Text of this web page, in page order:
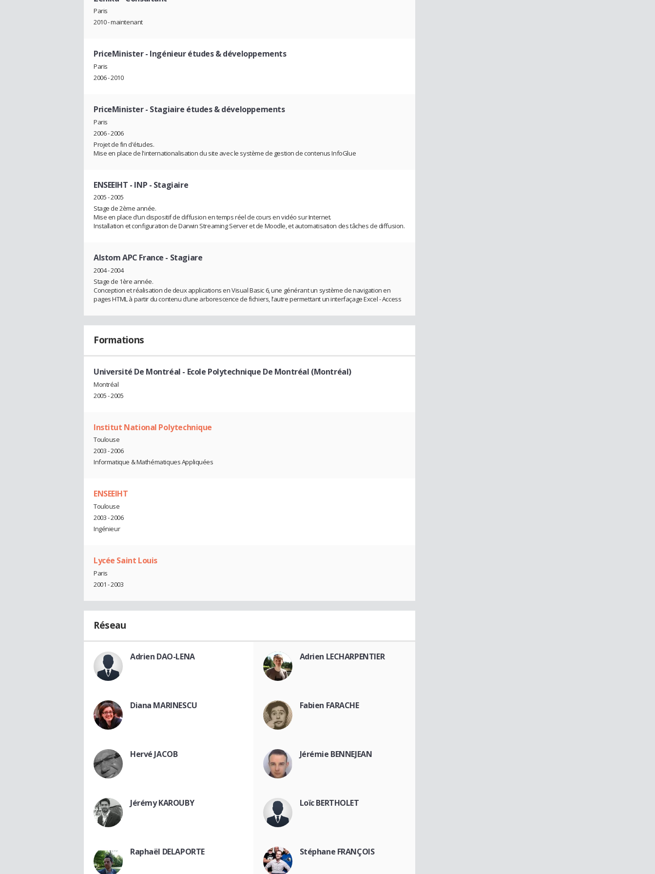
Paris
2010 - maintenant
PriceMinister- Ingénieur études & développements
Paris
2006 - 2010
PriceMinister- Stagiaire études & développements
Paris
2006 - 2006
Projet de fin d'études.
Mise en place de l'internationalisation du site avec le système de gestion de contenus InfoGlue
ENSEEIHT - INP - Stagiaire
2005 - 2005
Stage de 2ème année.
Mise en place d’un dispositif de diffusion en temps réel de cours en vidéo sur Internet.
Installation et configuration de Darwin Streaming Server et de Moodle, et automatisation des tâches de diffusion.
Alstom APC France - Stagiare
2004 - 2004
Stage de 1ère année.
Conception et réalisation de deux applications en Visual Basic 6, une générant un système de navigation en
pages HTML à partir du contenu d’une arborescence de fichiers, l’autre permettant un interfaçage Excel - Access
Formations
Université De Montréal - Ecole Polytechnique De Montréal (Montréal)
Montréal
2005 - 2005
Institut National Polytechnique
Toulouse
2003 - 2006
Informatique & Mathématiques Appliquées
ENSEEIHT
Toulouse
2003 - 2006
Ingénieur
Lycée Saint Louis
Paris
2001 - 2003
Réseau
Adrien DAO-LENA Adrien LECHARPENTIER
Diana MARINESCU Fabien FARACHE
Hervé JACOB Jérémie BENNEJEAN
Jérémy KAROUBY Loïc BERTHOLET
Raphaël DELAPORTE Stéphane FRANÇOIS